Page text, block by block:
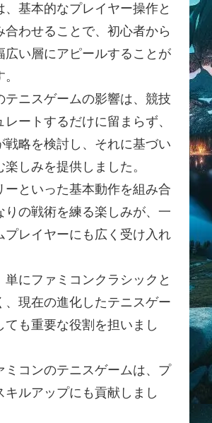
、基本的なプレイヤー操作と
合わせることで、初心者から
広い層にアピールすることが
テニスゲームの影響は、競技
レートするだけに留まらず、
戦略を検討し、それに基づい
しみを提供しました。
ーといった基本動作を組み合
りの戦術を練る楽しみが、一
プレイヤーにも広く受け入れ
単にファミコンクラシックと
、現在の進化したテニスゲー
ても重要な役割を担いまし
ミコンのテニスゲームは、プ
キルアップにも貢献しまし